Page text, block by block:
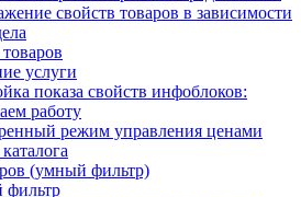
свойств товаров в зависимости
услуги
показа свойств инфоблоков:
работу
режим управления ценами
(умный фильтр)